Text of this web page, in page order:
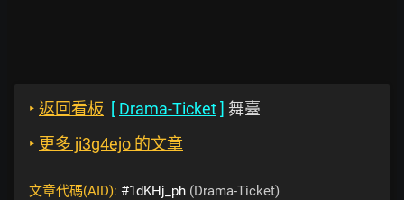
‣ 返回看板 [ Drama-Ticket] 舞臺
‣ 更多 ji3g4ejo 的文章
文章代碼(AID): #1dKHj_ph (Drama-Ticket)